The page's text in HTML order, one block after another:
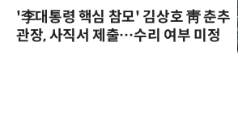
'李대통령 핵심 참모' 김상호 靑 춘추
관장, 사직서 제출…수리 여부 미정